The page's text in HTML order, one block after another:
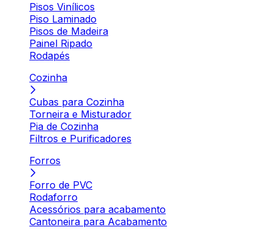
Pisos Vinílicos
Piso Laminado
Pisos de Madeira
Painel Ripado
Rodapés
Cozinha
Cubas para Cozinha
Torneira e Misturador
Pia de Cozinha
Filtros e Purificadores
Forros
Forro de PVC
Rodaforro
Acessórios para acabamento
Cantoneira para Acabamento